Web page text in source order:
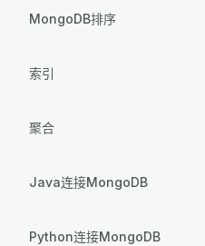
MongoDB排序
索引
聚合
Java连接MongoDB
Python连接MongoDB